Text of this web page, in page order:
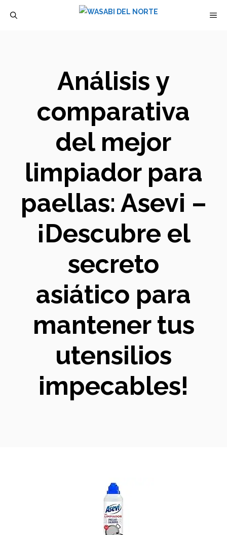
Análisis y
comparativa
del mejor
limpiador para
paellas: Asevi –
¡Descubre el
secreto
asiático para
mantener tus
utensilios
impecables!